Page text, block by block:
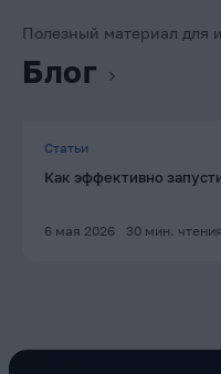
Полезный материал для
Блог
Статьи
Как эффективно
6 мая 2026 30 мин. чтения